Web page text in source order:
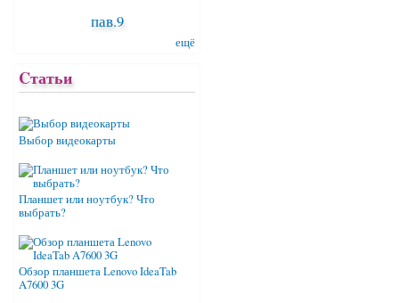
пав.9
ещё
Cтатьи
Выбор видеокарты
Планшет или ноутбук? Что
выбрать?
Обзор планшета Lenovo IdeaTab
A7600 3G